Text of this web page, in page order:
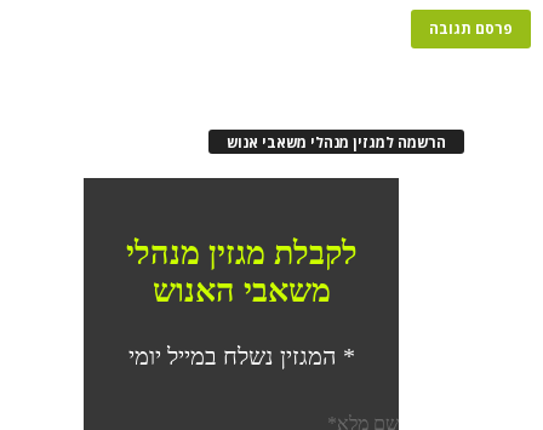
הרשמה למגזין מנהלי משאבי אנוש